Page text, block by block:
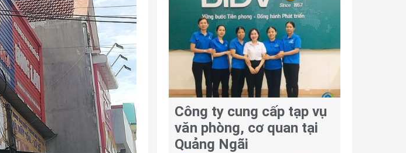
Công ty cung cấp tạp vụ
văn phòng, cơ quan tại
Quảng Ngãi